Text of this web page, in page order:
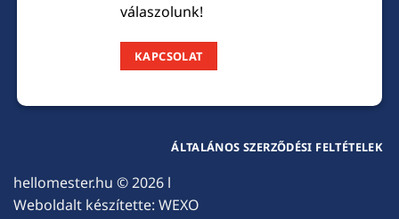
válaszolunk!
KAPCSOLAT
hellomester.hu © 2026 l
Weboldalt készítette: WEXO
ÁLTALÁNOS SZERZŐDÉSI FELTÉTELEK